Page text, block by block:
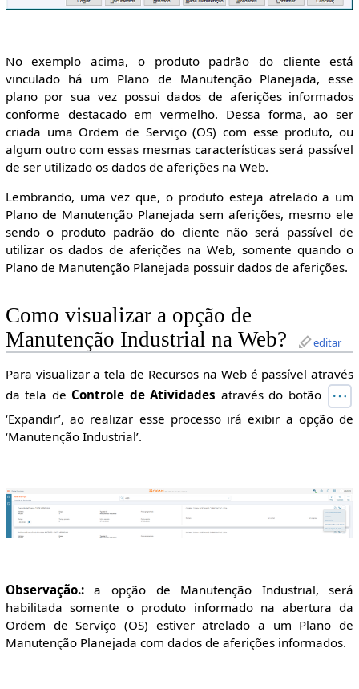
No exemplo acima, o produto padrão do cliente está
vinculado há um Plano de Manutenção Planejada, esse
plano por sua vez possui dados de aferições informados
conforme destacado em vermelho. Dessa forma, ao ser
criada uma Ordem de Serviço (OS) com esse produto, ou
algum outro com essas mesmas características será passível
de ser utilizado os dados de aferições na Web.
Lembrando, uma vez que, o produto esteja atrelado a um
Plano de Manutenção Planejada sem aferições, mesmo ele
sendo o produto padrão do cliente não será passível de
utilizar os dados de aferições na Web, somente quando o
Plano de Manutenção Planejada possuir dados de aferições.
Como visualizar a opção de
Manutenção Industrial na Web?
editar
Para visualizar a tela de Recursos na Web é passível através
da tela de Controle de Atividades através do botão
‘Expandir’, ao realizar esse processo irá exibir a opção de
‘Manutenção Industrial’.
Observação.:a opção de Manutenção Industrial, será
habilitada somente o produto informado na abertura da
Ordem de Serviço (OS) estiver atrelado a um Plano de
Manutenção Planejada com dados de aferições informados.